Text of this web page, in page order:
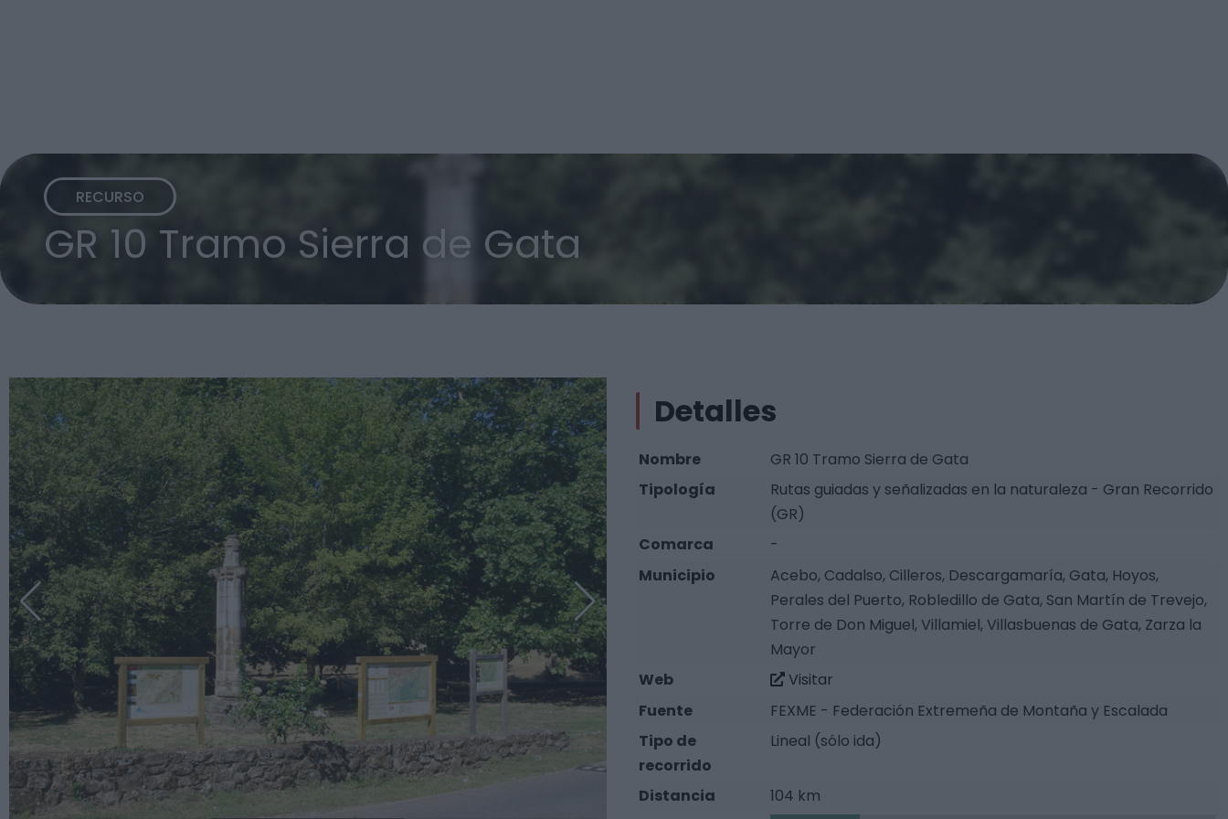
RECURSO
GR 10 Tramo Sierra de Gata
Detalles
Nombre
GR 10 Tramo Sierra de Gata
Tipología
Rutas guiadas y señalizadas en la naturaleza - Gran Recorrido
(GR)
Comarca
-
Municipio
Acebo, Cadalso, Cilleros, Descargamaría, Gata, Hoyos,
Perales del Puerto, Robledillo de Gata, San Martín de Trevejo,
Torre de Don Miguel, Villamiel, Villasbuenas de Gata, Zarza la
Mayor
Web
Visitar
Fuente
FEXME - Federación Extremeña de Montaña y Escalada
Tipo de
recorrido
Lineal (sólo ida)
Distancia
104 km